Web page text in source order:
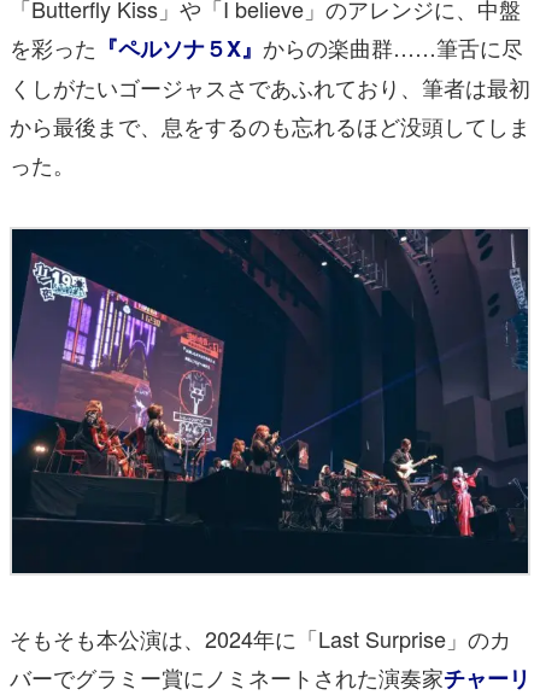
「Butterfly Kiss」や「I believe」のアレンジに、中盤
を彩った 『ペルソナ５X』 からの楽曲群……筆舌に尽
くしがたいゴージャスさであふれており、筆者は最初
から最後まで、息をするのも忘れるほど没頭してしま
った。
そもそも本公演は、2024年に「Last Surprise」のカ
バーでグラミー賞にノミネートされた演奏家チャーリ